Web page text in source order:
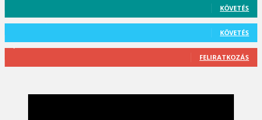
KÖVETÉS
KÖVETÉS
FELIRATKOZÁS